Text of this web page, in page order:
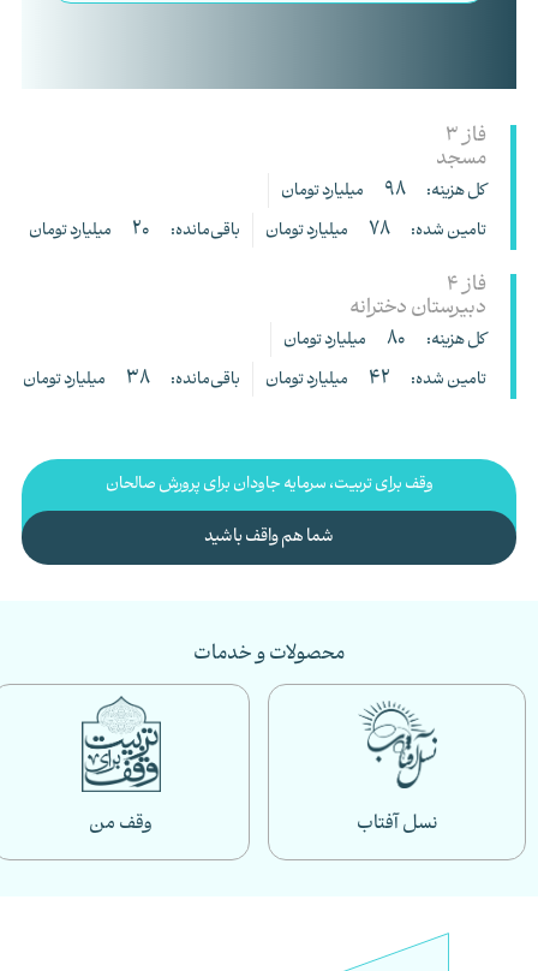
فاز 3
مسجد
کل هزینه: 98
میلیارد تومان
تامین شده:
78 میلیارد تومان باقی‌مانده: 20 میلیارد تومان
فاز 4
دبیرستان دخترانه
کل هزینه: 80
میلیارد تومان
تامین شده:
42 میلیارد تومان باقی‌مانده: 38 میلیارد تومان
وقف برای تربیت، سرمایه جاودان برای پرورش صالحان
شما هم واقف باشید
محصولات و خدمات
نسل آفتاب وقف من